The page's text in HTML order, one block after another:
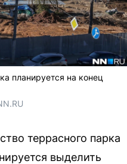
планируется на конец
террасного парка
выделить